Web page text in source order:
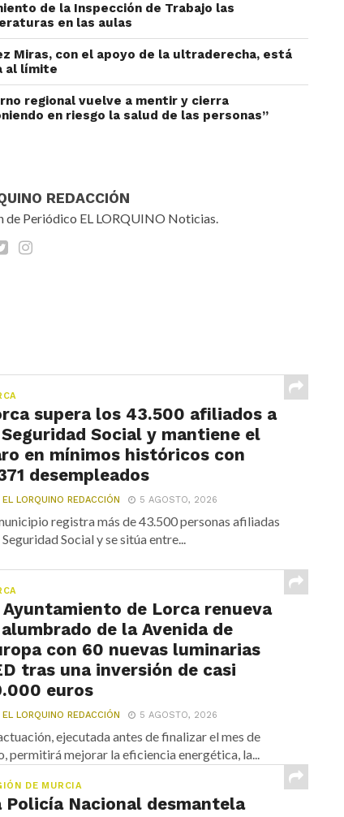
de la Inspección de Trabajo las
en las aulas
Miras, con el apoyo de la ultraderecha, está
al límite
regional vuelve a mentir y cierra
en riesgo la salud de las personas”
REDACCIÓN
de Periódico EL LORQUINO Noticias.
supera los 43.500 afiliados a
Social y mantiene el
en mínimos históricos con
desempleados
EL LORQUINO REDACCIÓN 5 AGOSTO, 2026
registra más de 43.500 personas afiliadas
Seguridad Social y se sitúa entre...
Ayuntamiento de Lorca renueva
de la Avenida de
con 60 nuevas luminarias
tras una inversión de casi
euros
EL LORQUINO REDACCIÓN 5 AGOSTO, 2026
ejecutada antes de finalizar el mes de
permitirá mejorar la eficiencia energética, la...
DE MURCIA
Policía Nacional desmantela